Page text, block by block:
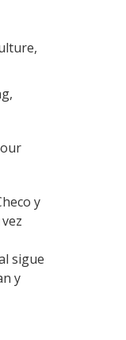
y
sigue
y